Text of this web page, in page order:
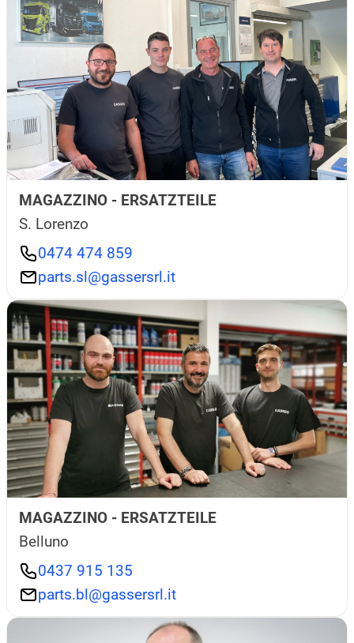
MAGAZZINO - ERSATZTEILE
S. Lorenzo
0474 474 859
parts.sl@gassersrl.it
MAGAZZINO - ERSATZTEILE
Belluno
0437 915 135
parts.bl@gassersrl.it